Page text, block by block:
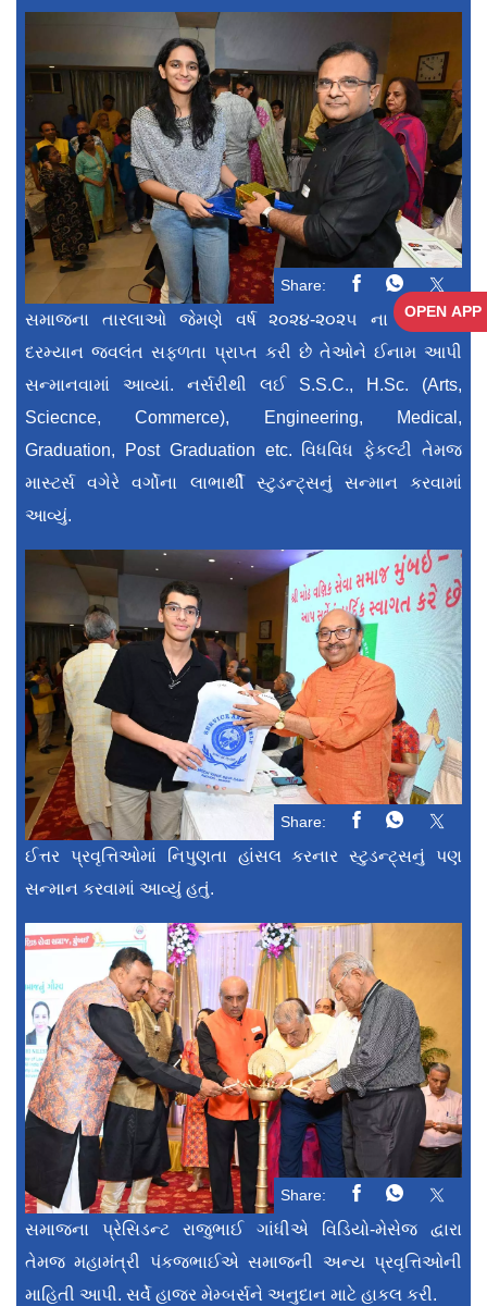
OPEN APP
Share:
સમાજના તારલાઓ જેમણે વર્ષ ૨૦૨૪-૨૦૨૫ ના અભ્યાસ
દરમ્યાન જવલંત સફળતા પ્રાપ્ત કરી છે તેઓને ઈનામ આપી
સન્માનવામાં આવ્યાં. નર્સરીથી લઈ S.S.C., H.Sc. (Arts,
Sciecnce, Commerce), Engineering, Medical,
Graduation, Post Graduation etc. વિધવિધ ફેકલ્ટી તેમજ
માસ્ટર્સ વગેરે વર્ગોના લાભાર્થી સ્ટુડન્ટ્સનું સન્માન કરવામાં
આવ્યું.
Share:
ઈત્તર પ્રવૃત્તિઓમાં નિપુણતા હાંસલ કરનાર સ્ટુડન્ટ્સનું પણ
સન્માન કરવામાં આવ્યું હતું.
Share:
સમાજના પ્રેસિડન્ટ રાજુભાઈ ગાંધીએ વિડિયો-મેસેજ દ્વારા
તેમજ મહામંત્રી પંકજભાઈએ સમાજની અન્ય પ્રવૃત્તિઓની
માહિતી આપી. સર્વે હાજર મેમ્બર્સને અનુદાન માટે હાકલ કરી.